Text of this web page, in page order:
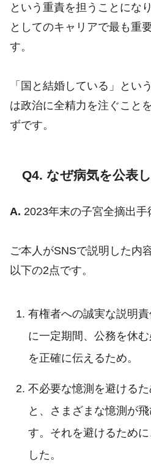
という重責を担うことにな
としてのキャリアで最も重
す。
「国と結婚している」とい
は政治に全精力を注ぐこと
ずです。
Q4. なぜ病気を公表
A. 2023年末の子宮全摘出手
ご本人がSNSで説明した内
以下の2点です。
有権者への誠実な説明
に一定期間、公務を休
を正確に伝えるため。
不必要な憶測を避ける
と、さまざまな憶測が
す。それを避けるため
した。